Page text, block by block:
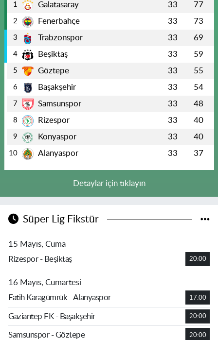
1 Galatasaray 33 77
2 Fenerbahçe 33 73
3 Trabzonspor 33 69
4 Beşiktaş 33 59
5 Göztepe 33 55
6 Başakşehir 33 54
7 Samsunspor 33 48
8 Rizespor 33 40
9 Konyaspor 33 40
10 Alanyaspor 33 37
Detaylar için tıklayın
Süper Lig Fikstür
15 Mayıs, Cuma
Rizespor - Beşiktaş
20:00
16 Mayıs, Cumartesi
Fatih Karagümrük - Alanyaspor
17:00
Gaziantep FK - Başakşehir 20:00
Samsunspor - Göztepe 20:00